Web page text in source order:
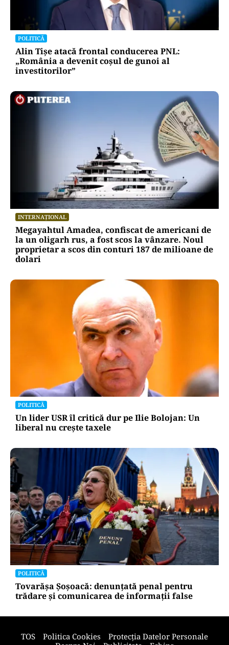
POLITICĂ
Alin Tișe atacă frontal conducerea PNL:
„România a devenit coșul de gunoi al
investitorilor”
INTERNAȚIONAL
Megayahtul Amadea, confiscat de americani de
la un oligarh rus, a fost scos la vânzare. Noul
proprietar a scos din conturi 187 de milioane de
dolari
POLITICĂ
Un lider USR îl critică dur pe Ilie Bolojan: Un
liberal nu crește taxele
POLITICĂ
Tovarășa Șoșoacă: denunțată penal pentru
trădare și comunicarea de informații false
TOS Politica Cookies
Protecția Datelor Personale